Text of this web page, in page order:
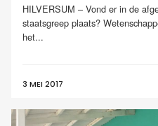
HILVERSUM – Vond er in de
staatsgreep plaats?
het...
3 MEI 2017